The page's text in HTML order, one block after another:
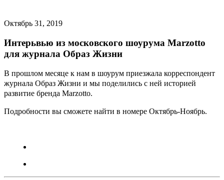
Октябрь 31, 2019
Интерьвью из московского шоурума Marzotto
для журнала Образ Жизни
В прошлом месяце к нам в шоурум приезжала корреспондент
журнала Образ Жизни и мы поделились с ней историей
развитие бренда Marzotto.
Подробности вы сможете найти в номере Октябрь-Ноябрь.